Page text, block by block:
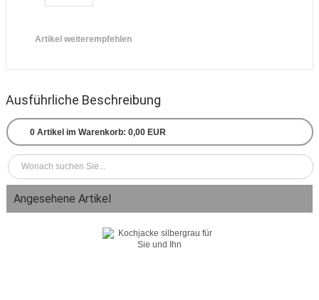
Artikel weiterempfehlen
Ausführliche Beschreibung
0 Artikel im Warenkorb: 0,00 EUR
Angesehene Artikel